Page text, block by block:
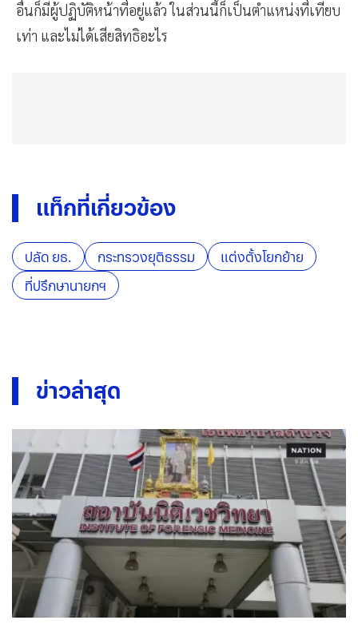
อื่นก็มีผู้ปฏิบัติหน้าที่อยู่แล้ว ในส่วนนี้ก็เป็นตำแหน่งที่เทียบ
เท่า และไม่ได้เสียสิทธิอะไร
แท็กที่เกี่ยวข้อง
ปลัด ยธ. กระทรวงยุติธรรม
แต่งตั้งโยกย้าย
ที่ปรึกษานายกฯ
ข่าวล่าสุด